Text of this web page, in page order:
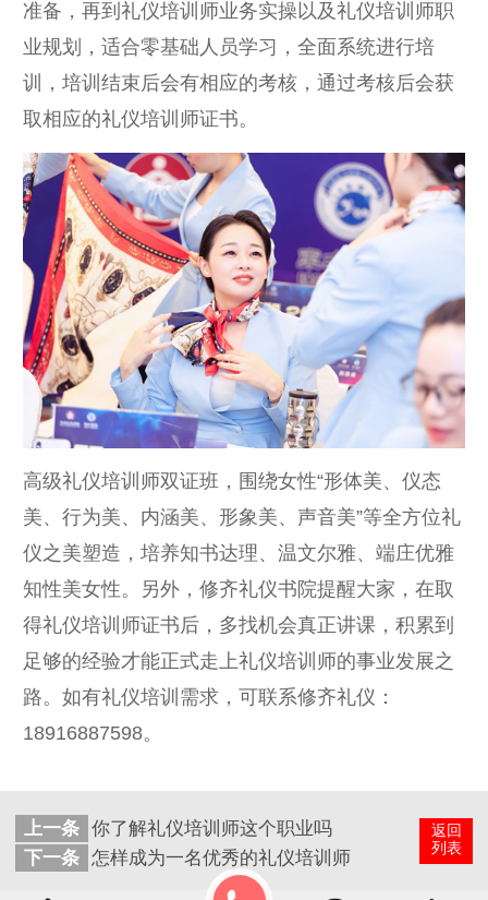
准备，再到礼仪培训师业务实操以及礼仪培训师职
业规划，适合零基础人员学习，全面系统进行培
训，培训结束后会有相应的考核，通过考核后会获
取相应的礼仪培训师证书。
高级礼仪培训师双证班，围绕女性“形体美、仪态
美、行为美、内涵美、形象美、声音美”等全方位礼
仪之美塑造，培养知书达理、温文尔雅、端庄优雅
知性美女性。另外，修齐礼仪书院提醒大家，在取
得礼仪培训师证书后，多找机会真正讲课，积累到
足够的经验才能正式走上礼仪培训师的事业发展之
路。如有礼仪培训需求，可联系修齐礼仪：
18916887598。
返回
列表
上一条 你了解礼仪培训师这个职业吗
下一条 怎样成为一名优秀的礼仪培训师